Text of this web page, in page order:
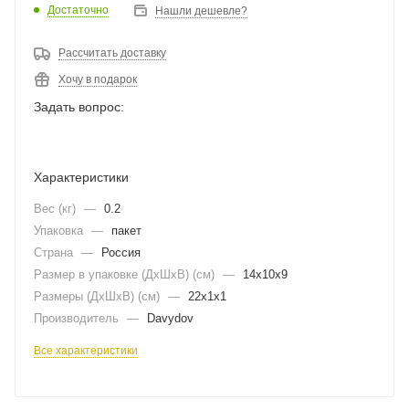
Достаточно Нашли дешевле?
Рассчитать доставку
Хочу в подарок
Задать вопрос:
Характеристики
Вес (кг) — 0.2
Упаковка —
пакет
Страна —
Россия
Размер в упаковке (ДхШxВ) (см) —
14х10х9
Размеры (ДxШxВ) (см) —
22х1х1
Производитель
— Davydov
Все характеристики